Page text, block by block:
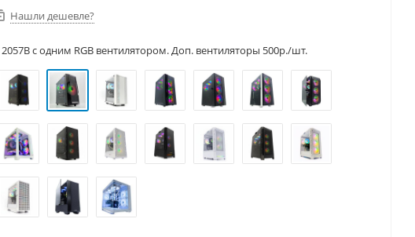
Нашли дешевле?
2057B c одним RGB вентилятором. Доп. вентиляторы 500р./шт.